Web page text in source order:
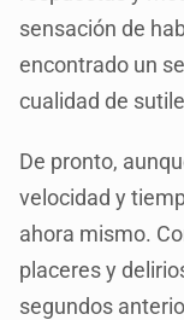
sensación de
encontrado un
cualidad de
De pronto,
velocidad y
ahora mismo.
placeres y
segundos